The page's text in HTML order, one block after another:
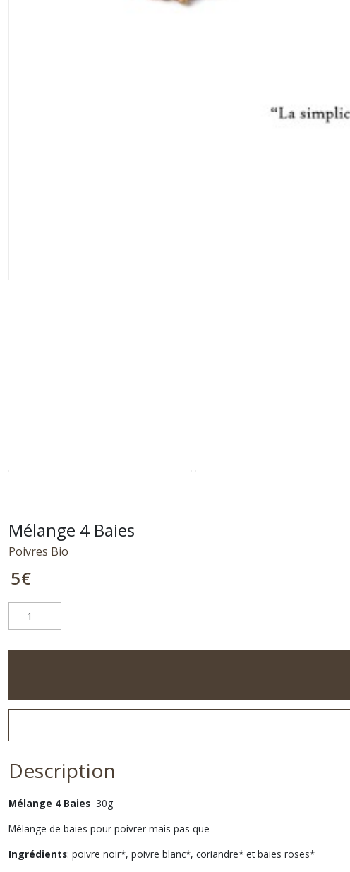
Mélange 4 Baies
Poivres Bio
5€
Description
Mélange 4 Baies 30g
Mélange de baies pour poivrer mais pas que
Ingrédients: poivre noir*, poivre blanc*, coriandre* et baies roses*